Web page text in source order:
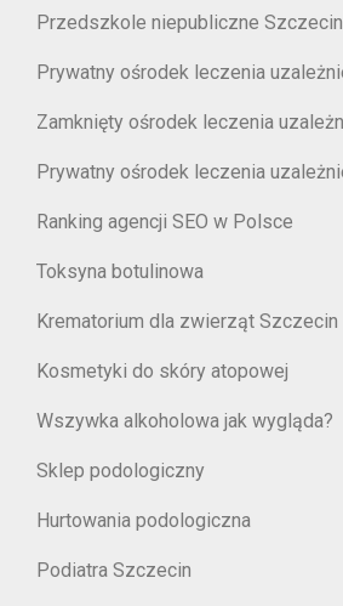
Przedszkole niepubliczne Szczecin
Prywatny ośrodek leczenia
Zamknięty ośrodek leczenia
Prywatny ośrodek leczenia
Ranking agencji SEO w Polsce
Toksyna botulinowa
Krematorium dla zwierząt Szczecin
Kosmetyki do skóry atopowej
Wszywka alkoholowa jak wygląda?
Sklep podologiczny
Hurtowania podologiczna
Podiatra Szczecin